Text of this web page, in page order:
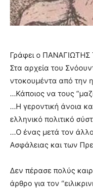
Γράφει ο
Στα αρχεία του
ντοκουμέντα από την
…Κάποιος να τους
…Η γεροντική άνοια
ελληνικό πολιτικό
…Ο ένας μετά τον άλλο
Ασφάλειας και των
Δεν πέρασε πολύς
άρθρο για τον